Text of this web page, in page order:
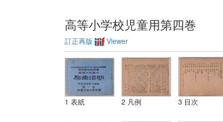
高等小学校児童用第四巻
訂正再版 Viewer
1 表紙 2 凡例 3 目次